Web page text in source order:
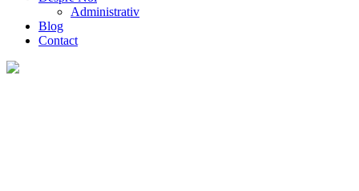
Administrativ
Blog
Contact